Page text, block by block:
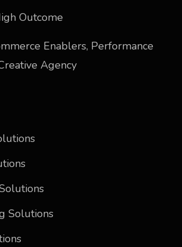
Outcome
Enablers, Performance
Agency
Solutions